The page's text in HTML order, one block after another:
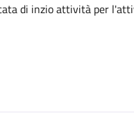
di inzio attività per